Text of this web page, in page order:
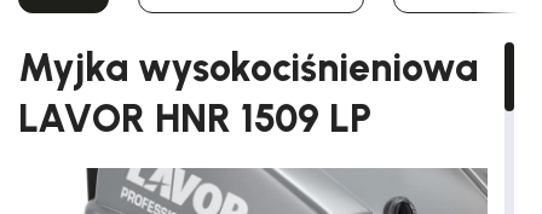
Myjka wysokociśnieniowa
LAVOR HNR 1509 LP